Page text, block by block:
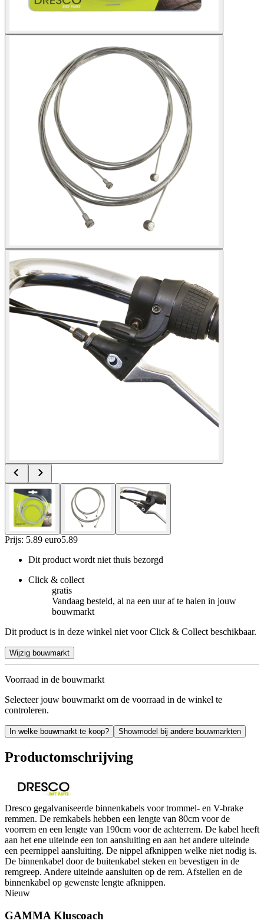
Prijs: 5.89 euro5.89
Dit product wordt niet thuis bezorgd
Click & collect
gratis
Vandaag besteld, al na een uur af te halen in jouw
bouwmarkt
Dit product is in deze winkel niet voor Click & Collect beschikbaar.
Wijzig bouwmarkt
Voorraad in de bouwmarkt
Selecteer jouw bouwmarkt om de voorraad in de winkel te
controleren.
In welke bouwmarkt te koop? Showmodel bij andere bouwmarkten
Productomschrijving
Dresco gegalvaniseerde binnenkabels voor trommel- en V-brake
remmen. De remkabels hebben een lengte van 80cm voor de
voorrem en een lengte van 190cm voor de achterrem. De kabel heeft
aan het ene uiteinde een ton aansluiting en aan het andere uiteinde
een peernippel aansluiting. De nippel afknippen welke niet nodig is.
De binnenkabel door de buitenkabel steken en bevestigen in de
remgreep. Andere uiteinde aansluiten op de rem. Afstellen en de
binnenkabel op gewenste lengte afknippen.
Nieuw
GAMMA Kluscoach